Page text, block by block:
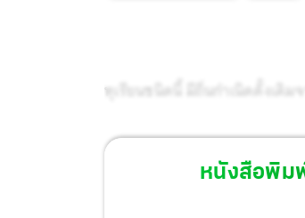
ทุเรียนชนิดนี้ มีถิ่นกำเนิดดั้งเดิม
ของประเทศมาเลเซีย ได้ใช้ค
15 ปี จนในที่สุดได้คัดเอาเฉพา
พร้อมกับตั้งชื่อว่า “ทุเรียนเหมา
หนังสือพิม